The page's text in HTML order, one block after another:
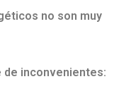
no son muy
de inconvenientes: